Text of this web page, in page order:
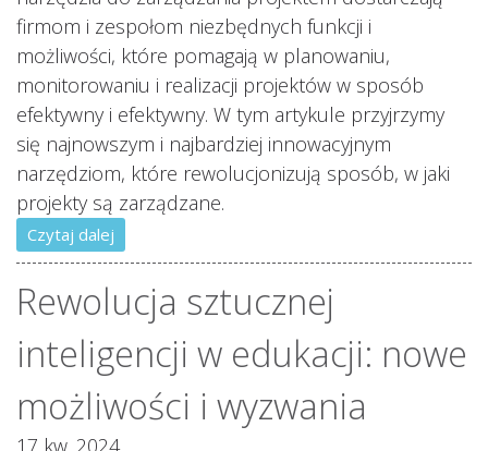
firmom i zespołom niezbędnych funkcji i
możliwości, które pomagają w planowaniu,
monitorowaniu i realizacji projektów w sposób
efektywny i efektywny. W tym artykule przyjrzymy
się najnowszym i najbardziej innowacyjnym
narzędziom, które rewolucjonizują sposób, w jaki
projekty są zarządzane.
Czytaj dalej
Rewolucja sztucznej
inteligencji w edukacji: nowe
możliwości i wyzwania
17 kw. 2024